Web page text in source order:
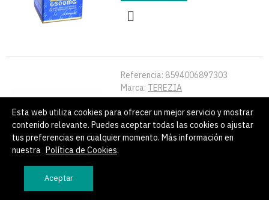
Referencia: 8594006897303
Marca: TEREZIA
DESCUBRIR
Esta web utiliza cookies para ofrecer un mejor servicio y mostrar
contenido relevante. Puedes aceptar todas las cookies o ajustar
tus preferencias en cualquier momento. Más información en
nuestra Política de Cookies.
Aceptar